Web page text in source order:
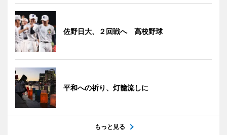
佐野日大、２回戦へ 高校野球
平和への祈り、灯籠流しに
もっと見る